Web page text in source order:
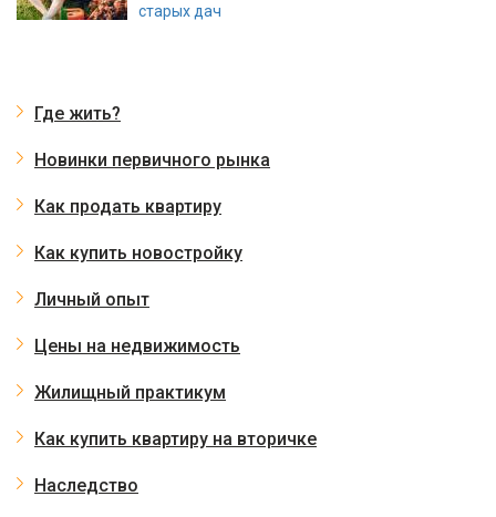
старых дач
Где жить?
Новинки первичного рынка
Как продать квартиру
Как купить новостройку
Личный опыт
Цены на недвижимость
Жилищный практикум
Как купить квартиру на вторичке
Наследство